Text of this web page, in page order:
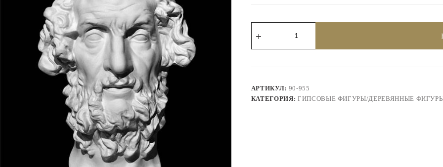
товара
Гомера,
АРТИКУЛ: 90-955
КАТЕГОРИЯ: ГИПСОВЫЕ ФИГУРЫ/ДЕРЕВЯННЫЕ